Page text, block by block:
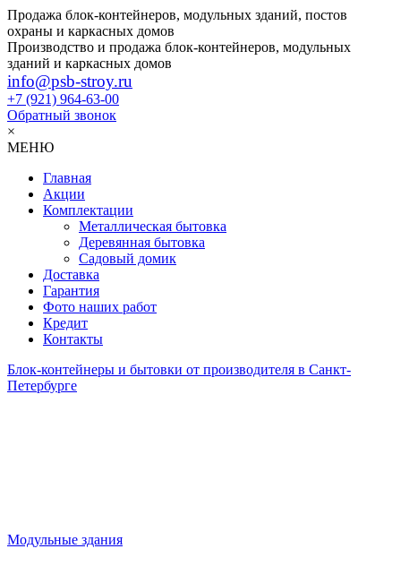
Продажа блок-контейнеров, модульных зданий, постов
охраны и каркасных домов
Производство и продажа блок-контейнеров, модульных
зданий и каркасных домов
info@psb-stroy.ru
+7 (921) 964-63-00
Обратный звонок
×
МЕНЮ
Главная
Акции
Комплектации
Металлическая бытовка
Деревянная бытовка
Садовый домик
Доставка
Гарантия
Фото наших работ
Кредит
Контакты
Блок-контейнеры и бытовки от производителя в Санкт-
Петербурге
Модульные здания